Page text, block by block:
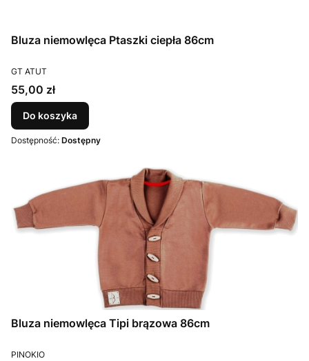
Bluza niemowlęca Ptaszki ciepła 86cm
PRODUCENT
GT ATUT
Cena
55,00 zł
Do koszyka
Dostępność: Dostępny
Bluza niemowlęca Tipi brązowa 86cm
PRODUCENT
PINOKIO